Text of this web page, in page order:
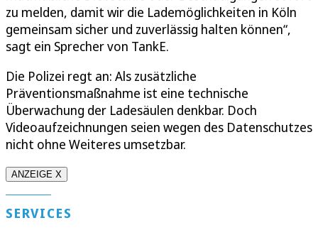
zu melden, damit wir die Lademöglichkeiten in Köln
gemeinsam sicher und zuverlässig halten können“,
sagt ein Sprecher von TankE.
Die Polizei regt an: Als zusätzliche
Präventionsmaßnahme ist eine technische
Überwachung der Ladesäulen denkbar. Doch
Videoaufzeichnungen seien wegen des Datenschutzes
nicht ohne Weiteres umsetzbar.
ANZEIGE X
SERVICES